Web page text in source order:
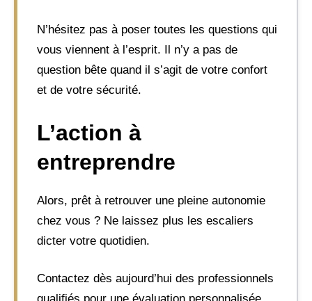
N’hésitez pas à poser toutes les questions qui
vous viennent à l’esprit. Il n’y a pas de
question bête quand il s’agit de votre confort
et de votre sécurité.
L’action à
entreprendre
Alors, prêt à retrouver une pleine autonomie
chez vous ? Ne laissez plus les escaliers
dicter votre quotidien.
Contactez dès aujourd’hui des professionnels